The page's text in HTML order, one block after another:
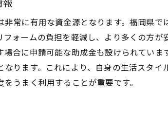
光を取り込むフィルムやカーテン
天窓設置で明るい室内を実現
プライバシーを守る窓ガラスの選
季節光をコントロールする工夫
常に有用な資金源となります。福岡県
ォームの負担を軽減し、より多くの方が
合に申請可能な助成金も設けられてい
ります。これにより、自身の生活スタ
うまく利用することが重要です。